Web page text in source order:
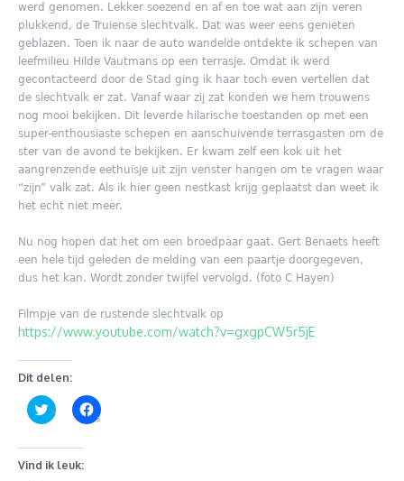
werd genomen. Lekker soezend en af en toe wat aan zijn veren
plukkend, de Truiense slechtvalk. Dat was weer eens genieten
geblazen. Toen ik naar de auto wandelde ontdekte ik schepen van
leefmilieu Hilde Vautmans op een terrasje. Omdat ik werd
gecontacteerd door de Stad ging ik haar toch even vertellen dat
de slechtvalk er zat. Vanaf waar zij zat konden we hem trouwens
nog mooi bekijken. Dit leverde hilarische toestanden op met een
super-enthousiaste schepen en aanschuivende terrasgasten om de
ster van de avond te bekijken. Er kwam zelf een kok uit het
aangrenzende eethuisje uit zijn venster hangen om te vragen waar
“zijn” valk zat. Als ik hier geen nestkast krijg geplaatst dan weet ik
het echt niet meer.
Nu nog hopen dat het om een broedpaar gaat. Gert Benaets heeft
een hele tijd geleden de melding van een paartje doorgegeven,
dus het kan. Wordt zonder twijfel vervolgd. (foto C Hayen)
Filmpje van de rustende slechtvalk op
https://www.youtube.com/watch?v=gxgpCW5r5jE
Dit delen:
Klik
om
Twitter
Klik
om
Vind ik leuk: